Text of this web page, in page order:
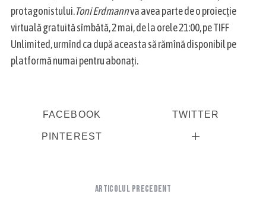
protagonistului.Toni Erdmannva avea parte de o proiecție
virtuală gratuită sîmbătă, 2 mai, de la orele 21:00, pe TIFF
Unlimited, urmînd ca după aceasta să rămînă disponibil pe
platformă numai pentru abonați.
FACEBOOK TWITTER
PINTEREST
Articolul precedent